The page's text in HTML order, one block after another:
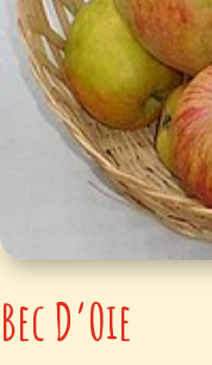
Bec D’Oie